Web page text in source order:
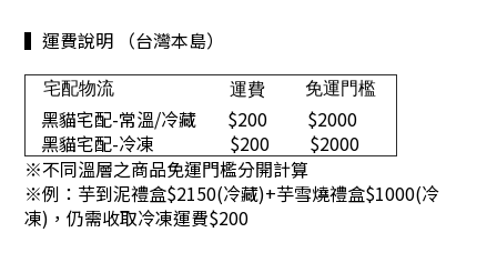
▍運費說明 （台灣本島）
宅配物流 運費 免運門檻
黑貓宅配-常溫/冷藏 $200
$2000
黑貓宅配-冷凍
$200
$2000
※不同溫層之商品免運門檻分開計算
※例：芋到泥禮盒$2150(冷藏)+芋雪燒禮盒$1000(冷
凍)，仍需收取冷凍運費$200